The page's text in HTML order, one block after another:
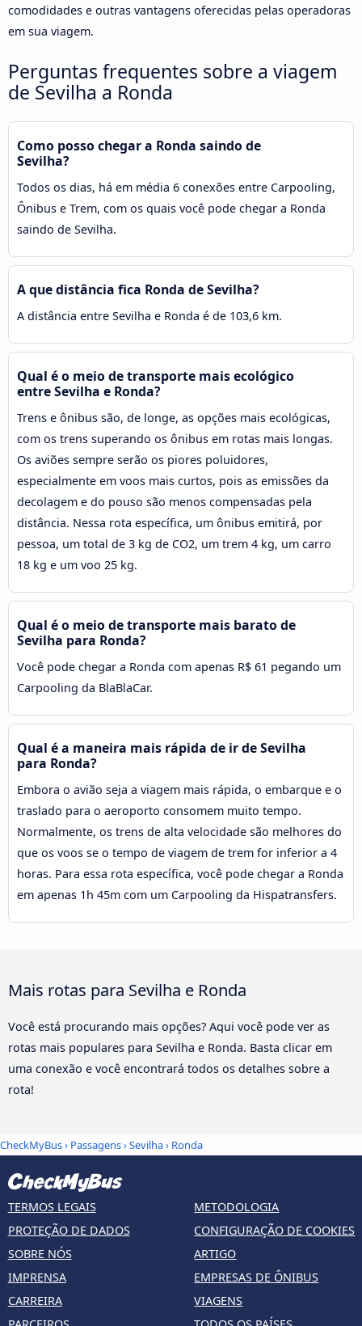
comodidades e outras vantagens oferecidas pelas operadoras
em sua viagem.
Perguntas frequentes sobre a viagem
de Sevilha a Ronda
Como posso chegar a Ronda saindo de
Sevilha?
Todos os dias, há em média 6 conexões entre Carpooling,
Ônibus e Trem, com os quais você pode chegar a Ronda
saindo de Sevilha.
A que distância fica Ronda de Sevilha?
A distância entre Sevilha e Ronda é de 103,6 km.
Qual é o meio de transporte mais ecológico
entre Sevilha e Ronda?
Trens e ônibus são, de longe, as opções mais ecológicas,
com os trens superando os ônibus em rotas mais longas.
Os aviões sempre serão os piores poluidores,
especialmente em voos mais curtos, pois as emissões da
decolagem e do pouso são menos compensadas pela
distância. Nessa rota específica, um ônibus emitirá, por
pessoa, um total de 3 kg de CO2, um trem 4 kg, um carro
18 kg e um voo 25 kg.
Qual é o meio de transporte mais barato de
Sevilha para Ronda?
Você pode chegar a Ronda com apenas R$ 61 pegando um
Carpooling da BlaBlaCar.
Qual é a maneira mais rápida de ir de Sevilha
para Ronda?
Embora o avião seja a viagem mais rápida, o embarque e o
traslado para o aeroporto consomem muito tempo.
Normalmente, os trens de alta velocidade são melhores do
que os voos se o tempo de viagem de trem for inferior a 4
horas. Para essa rota específica, você pode chegar a Ronda
em apenas 1h 45m com um Carpooling da Hispatransfers.
Mais rotas para Sevilha e Ronda
Você está procurando mais opções? Aqui você pode ver as
rotas mais populares para Sevilha e Ronda. Basta clicar em
uma conexão e você encontrará todos os detalhes sobre a
rota!
CheckMyBus› Passagens›Sevilha› Ronda
TERMOS LEGAIS
PROTEÇÃO DE DADOS
SOBRE NÓS
IMPRENSA
CARREIRA
METODOLOGIA
CONFIGURAÇÃO DE COOKIES
ARTIGO
EMPRESAS DE ÔNIBUS
VIAGENS